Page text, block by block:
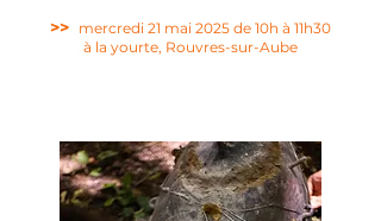
>> mercredi 21 mai 2025 de 10h à 11h30
à la yourte, Rouvres-sur-Aube